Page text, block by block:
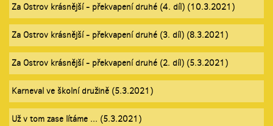
Za Ostrov krásnější - překvapení druhé (4. díl) (10.3.2021)
Za Ostrov krásnější - překvapení druhé (3. díl) (8.3.2021)
Za Ostrov krásnější - překvapení druhé (2. díl) (5.3.2021)
Karneval ve školní družině (5.3.2021)
Už v tom zase lítáme ... (5.3.2021)